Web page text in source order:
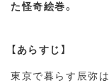
た怪奇絵巻。
【あらすじ】
東京で暮らす辰弥